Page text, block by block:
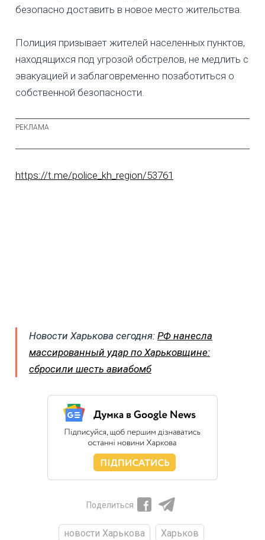
безопасно доставить в новое место жительства.
Полиция призывает жителей населенных пунктов,
находящихся под угрозой обстрелов, не медлить с
эвакуацией и заблаговременно позаботиться о
собственной безопасности.
https://t.me/police_kh_region/53761
Новости Харькова сегодня: РФ нанесла
массированный удар по Харьковщине:
сбросили шесть авиабомб
Поделиться
новости Харькова
Харьков